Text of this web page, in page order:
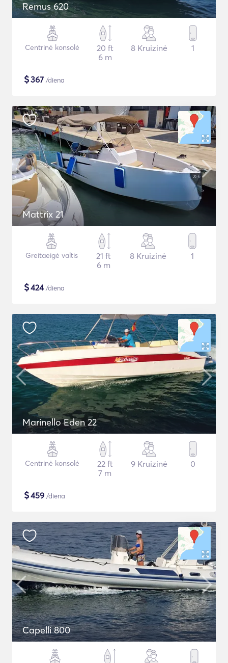
Remus 620
Centrinė konsolė
20 ft
6 m
8 Kruizinė 1
$367 /diena
Mattrix 21
Greitaeigė valtis
21 ft
6 m
8 Kruizinė 1
$424/diena
Marinello Eden 22
Centrinė konsolė
22 ft
7 m
9 Kruizinė 0
$459 /diena
Capelli 800